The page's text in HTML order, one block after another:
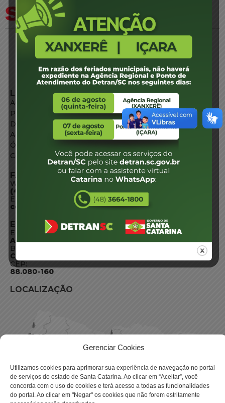
Gerenciar Cookies
Utilizamos cookies para aprimorar sua experiência de navegação no portal
de serviços do estado de Santa Catarina. Ao clicar em “Aceitar”, você
concorda com o uso de cookies e terá acesso a todas as funcionalidades
do portal. Ao clicar em "Negar" os cookies que não forem estritamente
LINKS EXTERNOS
Agência de Notícias
Portal de Serviços
Diário Oficial
Acesso à Informação
Órgãos do Governo
Conheça SC
FALE CONOSCO
WhatsApp:
(48) 3664-1800
E-mail:
centraldeinformacoes@detran.sc.gov.br
ENDEREÇO
Endereço:
Av. Almirante Tamandaré - 480
Bairro:
Coqueiros, Florianópolis SC
CEP:
88.080-160
LOCALIZAÇÃO